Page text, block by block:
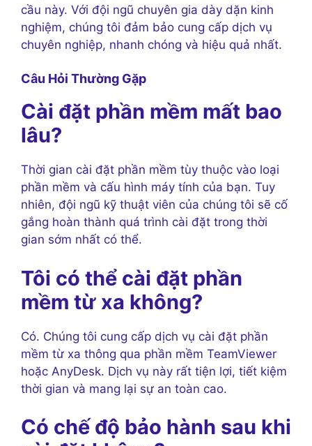
cầu này. Với đội ngũ chuyên gia dày dặn kinh
nghiệm, chúng tôi đảm bảo cung cấp dịch vụ
chuyên nghiệp, nhanh chóng và hiệu quả nhất.
Câu Hỏi Thường Gặp
Cài đặt phần mềm mất bao
lâu?
Thời gian cài đặt phần mềm tùy thuộc vào loại
phần mềm và cấu hình máy tính của bạn. Tuy
nhiên, đội ngũ kỹ thuật viên của chúng tôi sẽ cố
gắng hoàn thành quá trình cài đặt trong thời
gian sớm nhất có thể.
Tôi có thể cài đặt phần
mềm từ xa không?
Có. Chúng tôi cung cấp dịch vụ cài đặt phần
mềm từ xa thông qua phần mềm TeamViewer
hoặc AnyDesk. Dịch vụ này rất tiện lợi, tiết kiệm
thời gian và mang lại sự an toàn cao.
Có chế độ bảo hành sau khi